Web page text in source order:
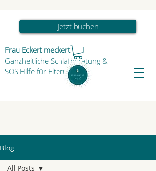
Jetzt buchen
Frau Eckert meckert
Ganzheitliche Schlafberatung &
SOS Hilfe für Eltern & Kind
Blog
All Posts